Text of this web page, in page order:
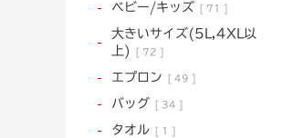
ベビー/キッズ 71
大きいサイズ(5L,4XL以
上)
72
エプロン 49
バッグ 34
タオル 1